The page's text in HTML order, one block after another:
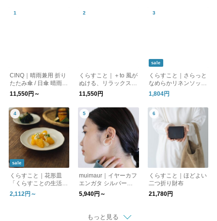
CINQ｜晴雨兼用 折り
たたみ傘 / 日傘 晴雨兼
用傘［UVケア/紫外線
対策/母の日］
11,550円～
くらすこと｜＋to 風が
ぬける、リラックスブ
ラウス
11,550円
sale
くらすこと｜さらっと
なめらかリネンソック
ス［ギフト/贈り物］
1,804円
sale
くらすこと｜花形皿
「くらすことの生活道
具 古い器の形シリー
ズ」 ［ 15cm / 18cm
2,112円～
muimaur｜イヤーカフ
エンガタ シルバー
［ギフト/贈り物］
5,940円～
くらすこと｜ほどよい
二つ折り財布
21,780円
もっと見る